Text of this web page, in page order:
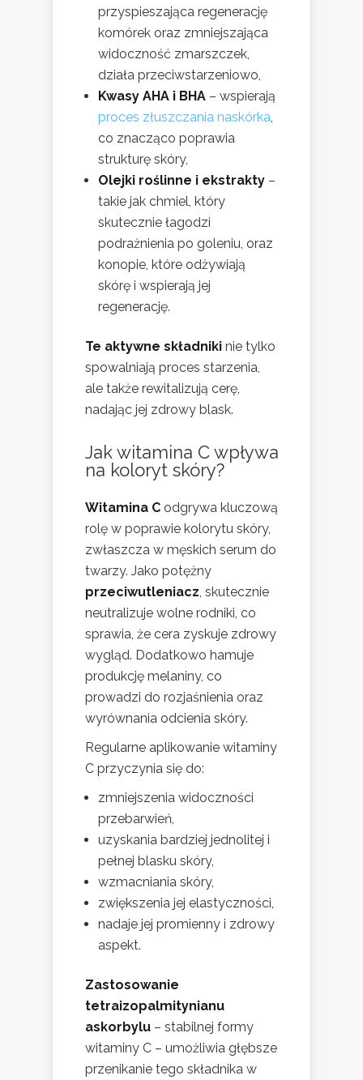
przyspieszająca regenerację
komórek oraz zmniejszająca
widoczność zmarszczek,
działa przeciwstarzeniowo,
Kwasy AHA i BHA – wspierają
proces złuszczania naskórka,
co znacząco poprawia
strukturę skóry,
Olejki roślinne i ekstrakty –
takie jak chmiel, który
skutecznie łagodzi
podrażnienia po goleniu, oraz
konopie, które odżywiają
skórę i wspierają jej
regenerację.
Te aktywne składniki nie tylko
spowalniają proces starzenia,
ale także rewitalizują cerę,
nadając jej zdrowy blask.
Jak witamina C wpływa
na koloryt skóry?
Witamina C odgrywa kluczową
rolę w poprawie kolorytu skóry,
zwłaszcza w męskich serum do
twarzy. Jako potężny
przeciwutleniacz, skutecznie
neutralizuje wolne rodniki, co
sprawia, że cera zyskuje zdrowy
wygląd. Dodatkowo hamuje
produkcję melaniny, co
prowadzi do rozjaśnienia oraz
wyrównania odcienia skóry.
Regularne aplikowanie witaminy
C przyczynia się do:
zmniejszenia widoczności
przebarwień,
uzyskania bardziej jednolitej i
pełnej blasku skóry,
wzmacniania skóry,
zwiększenia jej elastyczności,
nadaje jej promienny i zdrowy
aspekt.
Zastosowanie
tetraizopalmitynianu
askorbylu – stabilnej formy
witaminy C – umożliwia głębsze
przenikanie tego składnika w